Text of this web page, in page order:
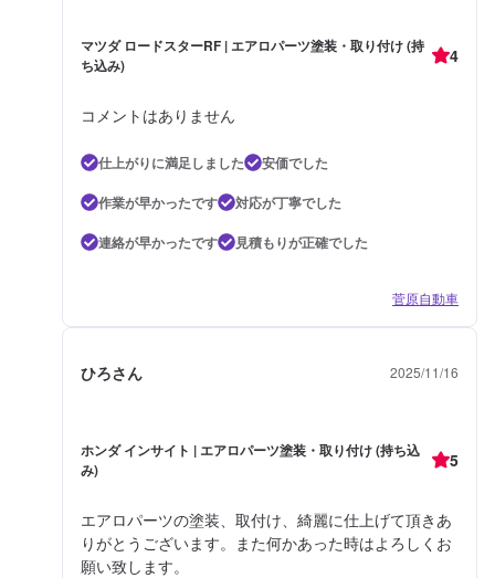
マツダ ロードスターRF | エアロパーツ塗装・取り付け (持
ち込み)
4
コメントはありません
仕上がりに満足しました
安価でした
作業が早かったです
対応が丁寧でした
連絡が早かったです
見積もりが正確でした
菅原自動車
ひろさん 2025/11/16
ホンダ インサイト | エアロパーツ塗装・取り付け (持ち込
み)
5
エアロパーツの塗装、取付け、綺麗に仕上げて頂きあ
りがとうございます。また何かあった時はよろしくお
願い致します。